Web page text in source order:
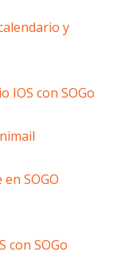
y
IOS con SOGo
SOGO
con SOGo